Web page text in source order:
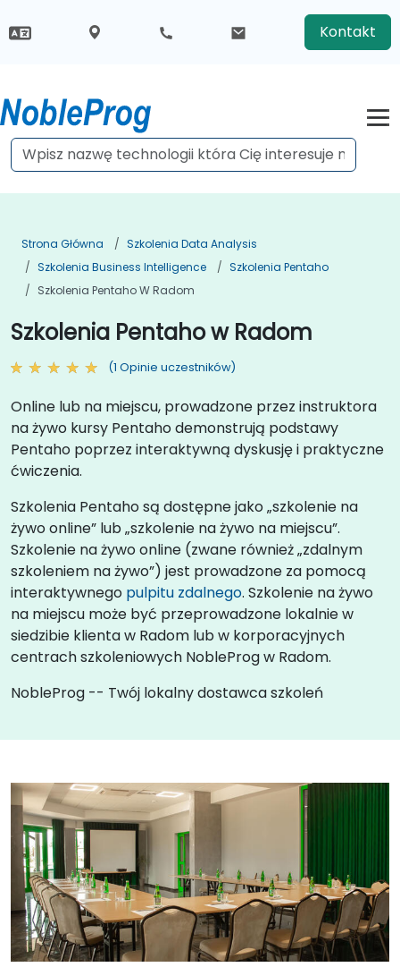
Kontakt
Strona Główna
Szkolenia Data Analysis
Szkolenia Business Intelligence
Szkolenia Pentaho
Szkolenia Pentaho W Radom
Szkolenia Pentaho w Radom
(1 Opinie uczestników)
Online lub na miejscu, prowadzone przez instruktora
na żywo kursy Pentaho demonstrują podstawy
Pentaho poprzez interaktywną dyskusję i praktyczne
ćwiczenia.
Szkolenia Pentaho są dostępne jako „szkolenie na
żywo online” lub „szkolenie na żywo na miejscu”.
Szkolenie na żywo online (zwane również „zdalnym
szkoleniem na żywo”) jest prowadzone za pomocą
interaktywnego pulpitu zdalnego. Szkolenie na żywo
na miejscu może być przeprowadzone lokalnie w
siedzibie klienta w Radom lub w korporacyjnych
centrach szkoleniowych NobleProg w Radom.
NobleProg -- Twój lokalny dostawca szkoleń